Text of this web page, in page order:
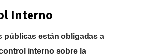
Interno
públicas están obligadas a
interno sobre la